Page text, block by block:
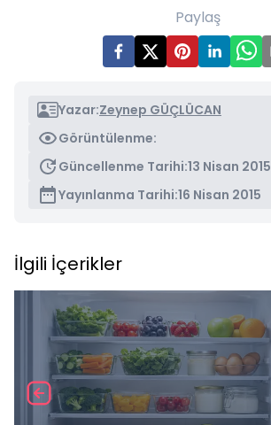
Paylaş
Yazar:Zeynep GÜÇLÜCAN
Görüntülenme:
Güncellenme Tarihi:13 Nisan 2015
Yayınlanma Tarihi:16 Nisan 2015
İlgili İçerikler